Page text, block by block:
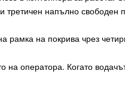
напълно свободен
на покрива чрез
оператора. Когато